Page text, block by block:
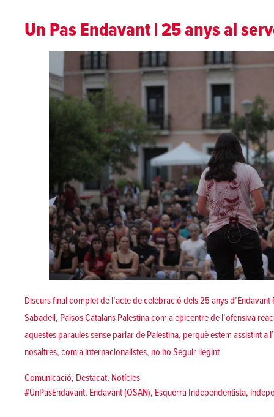
Un Pas Endavant | 25 anys al
Discurs final complet de l’acte de celebració dels 25 anys d’Endavant
Sabadell, Països Catalans Palestina com a epicentre de l’ofensiva
aquestes paraules sense parlar de Palestina, perquè estem assistint a
nosaltres, com a internacionalistes, no ho Seguir llegint«Un Pas
Posted in
Comunicació, Destacat, Notícies
Tags:
#UnPasEndavant, Endavant (OSAN), Esquerra Independentista,